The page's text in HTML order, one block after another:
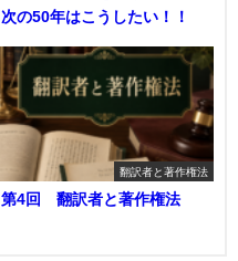
次の50年はこうしたい！！
翻訳者と著作権法
第4回 翻訳者と著作権法